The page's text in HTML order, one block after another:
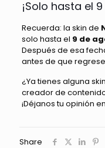
¡Solo hasta el
Recuerda: la skin de
solo hasta el 9 de
Después de esa
antes de que
¿Ya tienes alguna
creador de
¡Déjanos tu opinión
Share